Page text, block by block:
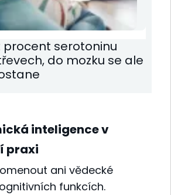
serotoninu
do mozku se ale
inteligence v
praxi
ani vědecké
funkcích.